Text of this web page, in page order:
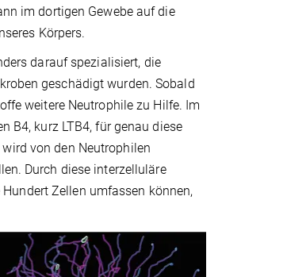
im dortigen Gewebe auf die
Körpers.
darauf spezialisiert, die
geschädigt wurden. Sobald
weitere Neutrophile zu Hilfe. Im
B4, kurz LTB4, für genau diese
wird von den Neutrophilen
Durch diese interzelluläre
Zellen umfassen können,